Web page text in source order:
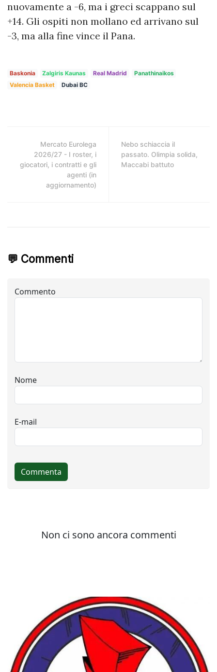
nuovamente a -6, ma i greci scappano sul
+14. Gli ospiti non mollano ed arrivano sul
-3, ma alla fine vince il Pana.
Baskonia Zalgiris Kaunas Real Madrid
Panathinaikos
Valencia Basket
Dubai BC
Mercato Eurolega
2026/27 - I roster, i
giocatori, i contratti e gli
agenti (in
aggiornamento)
Nebo schiaccia il
passato. Olimpia solida,
Maccabi battuto
💬 Commenti